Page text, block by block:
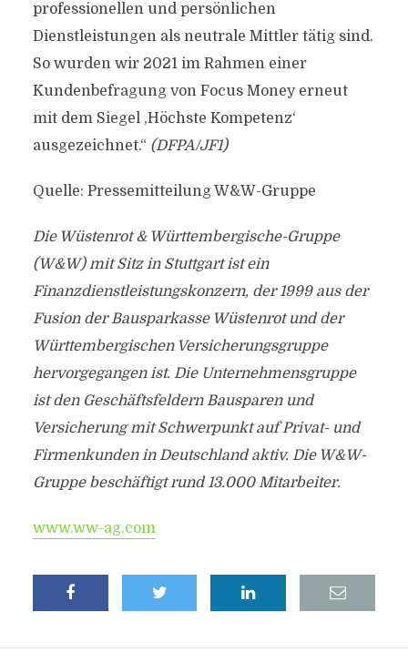
professionellen und persönlichen
Dienstleistungen als neutrale Mittler tätig sind.
So wurden wir 2021 im Rahmen einer
Kundenbefragung von Focus Money erneut
mit dem Siegel ,Höchste Kompetenz‘
ausgezeichnet.“ (DFPA/JF1)
Quelle: Pressemitteilung W&W-Gruppe
Die Wüstenrot & Württembergische-Gruppe
(W&W) mit Sitz in Stuttgart ist ein
Finanzdienstleistungskonzern, der 1999 aus der
Fusion der Bausparkasse Wüstenrot und der
Württembergischen Versicherungsgruppe
hervorgegangen ist. Die Unternehmensgruppe
ist den Geschäftsfeldern Bausparen und
Versicherung mit Schwerpunkt auf Privat- und
Firmenkunden in Deutschland aktiv. Die W&W-
Gruppe beschäftigt rund 13.000 Mitarbeiter.
www.ww-ag.com